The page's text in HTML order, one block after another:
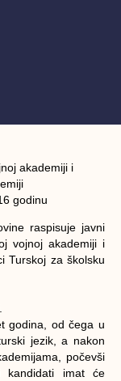
akademiji i
godinu
raspisuje javni
vojnoj akademiji i
Turskoj za školsku
godina, od čega u
jezik, a nakon
počevši
kandidati imat će